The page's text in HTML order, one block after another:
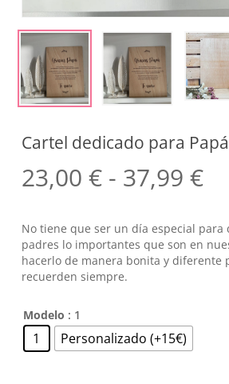
Cartel dedicado para Papá
23,00 € - 37,99 €
No tiene que ser un día especial para
padres lo importantes que son en
hacerlo de manera bonita y diferente
recuerden siempre.
Modelo : 1
1 Personalizado (+15€)